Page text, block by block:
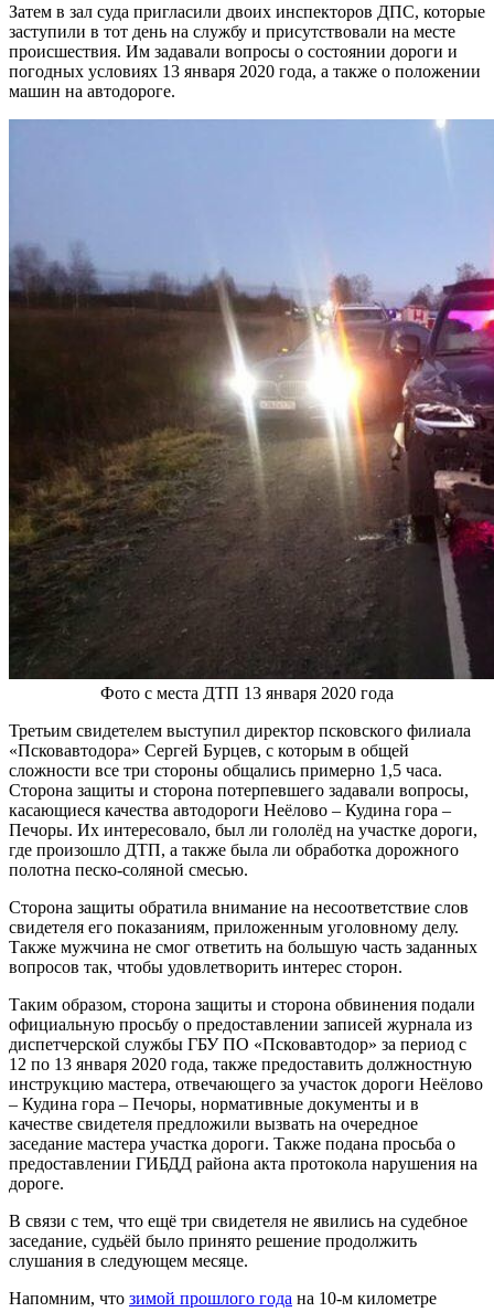
Затем в зал суда пригласили двоих инспекторов ДПС, которые
заступили в тот день на службу и присутствовали на месте
происшествия. Им задавали вопросы о состоянии дороги и
погодных условиях 13 января 2020 года, а также о положении
машин на автодороге.
Фото с места ДТП 13 января 2020 года
Третьим свидетелем выступил директор псковского филиала
«Псковавтодора» Сергей Бурцев, с которым в общей
сложности все три стороны общались примерно 1,5 часа.
Сторона защиты и сторона потерпевшего задавали вопросы,
касающиеся качества автодороги Неёлово – Кудина гора –
Печоры. Их интересовало, был ли гололёд на участке дороги,
где произошло ДТП, а также была ли обработка дорожного
полотна песко-соляной смесью.
Сторона защиты обратила внимание на несоответствие слов
свидетеля его показаниям, приложенным уголовному делу.
Также мужчина не смог ответить на большую часть заданных
вопросов так, чтобы удовлетворить интерес сторон.
Таким образом, сторона защиты и сторона обвинения подали
официальную просьбу о предоставлении записей журнала из
диспетчерской службы ГБУ ПО «Псковавтодор» за период с
12 по 13 января 2020 года, также предоставить должностную
инструкцию мастера, отвечающего за участок дороги Неёлово
– Кудина гора – Печоры, нормативные документы и в
качестве свидетеля предложили вызвать на очередное
заседание мастера участка дороги. Также подана просьба о
предоставлении ГИБДД района акта протокола нарушения на
дороге.
В связи с тем, что ещё три свидетеля не явились на судебное
заседание, судьёй было принято решение продолжить
слушания в следующем месяце.
Напомним, что зимой прошлого года на 10-м километре